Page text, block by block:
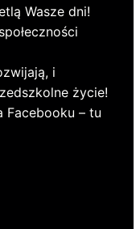
Wasze dni!
i
życie!
Facebooku – tu